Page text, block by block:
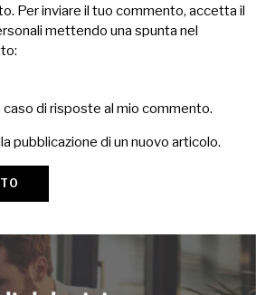
Per inviare il tuo commento, accetta il
mettendo una spunta nel
caso di risposte al mio commento.
pubblicazione di un nuovo articolo.